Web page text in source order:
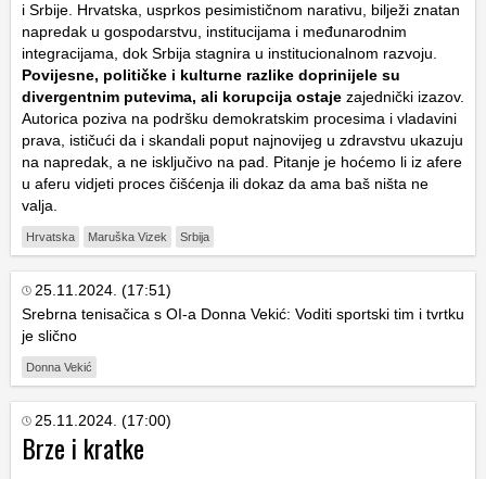
i Srbije. Hrvatska, usprkos pesimističnom narativu, bilježi znatan
napredak u gospodarstvu, institucijama i međunarodnim
integracijama, dok Srbija stagnira u institucionalnom razvoju.
Povijesne, političke i kulturne razlike doprinijele su
divergentnim putevima, ali korupcija ostaje zajednički izazov.
Autorica poziva na podršku demokratskim procesima i vladavini
prava, ističući da i skandali poput najnovijeg u zdravstvu ukazuju
na napredak, a ne isključivo na pad. Pitanje je hoćemo li iz afere
u aferu vidjeti proces čišćenja ili dokaz da ama baš ništa ne
valja.
Hrvatska Maruška Vizek Srbija
25.11.2024. (17:51)
Srebrna tenisačica s OI-a Donna Vekić: Voditi sportski tim i tvrtku
je slično
Donna Vekić
25.11.2024. (17:00)
Brze i kratke